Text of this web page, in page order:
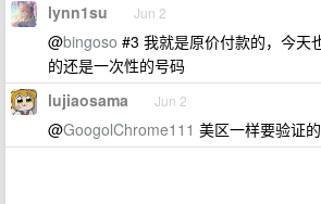
lynn1su Jun 2
@bingoso #3 我就是原价付款的，今天
的还是一次性的号码
lujiaosama Jun 2
@GoogolChrome111 美区一样要验证的